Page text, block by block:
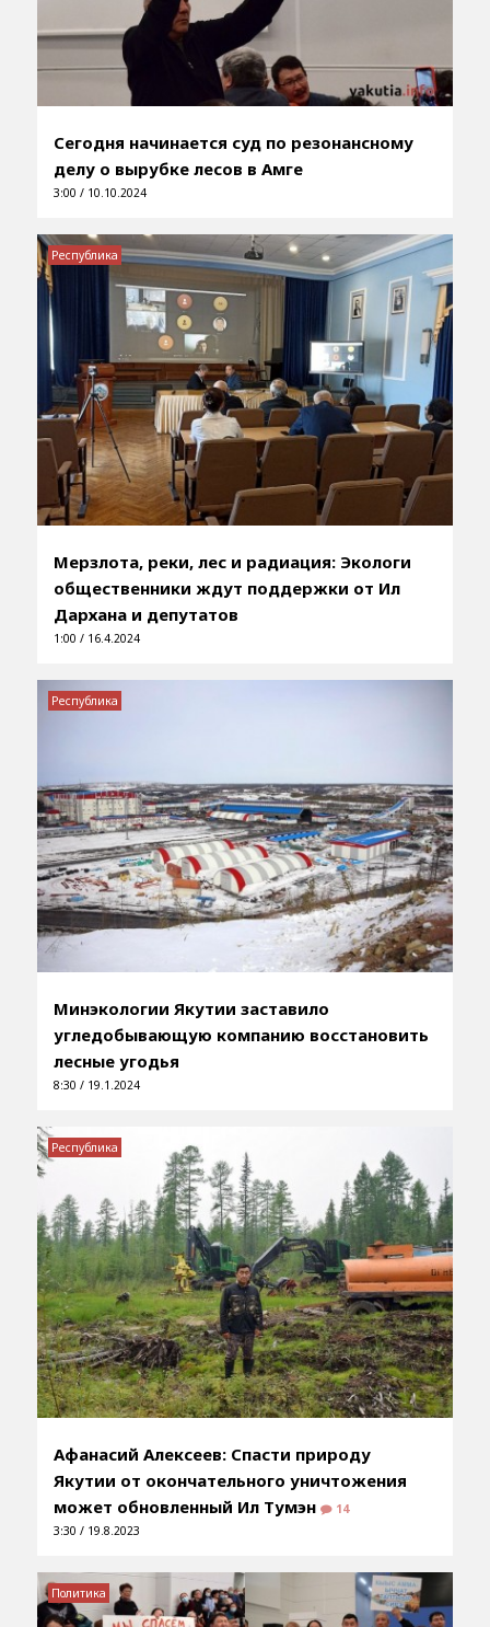
Сегодня начинается суд по резонансному
делу о вырубке лесов в Амге
3:00 / 10.10.2024
Мерзлота, реки, лес и радиация: Экологи
общественники ждут поддержки от Ил
Дархана и депутатов
1:00 / 16.4.2024
Республика
Минэкологии Якутии заставило
угледобывающую компанию восстановить
лесные угодья
8:30 / 19.1.2024
Республика
Афанасий Алексеев: Спасти природу
Якутии от окончательного уничтожения
может обновленный Ил Тумэн
14
3:30 / 19.8.2023
Республика
Политика